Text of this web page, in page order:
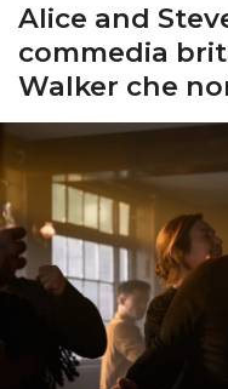
Alice and
commedia
Walker che